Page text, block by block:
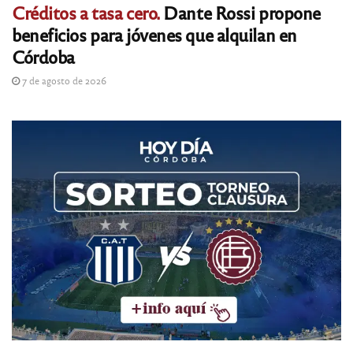
Créditos a tasa cero.Dante Rossi propone
beneficios para jóvenes que alquilan en
Córdoba
7 de agosto de 2026